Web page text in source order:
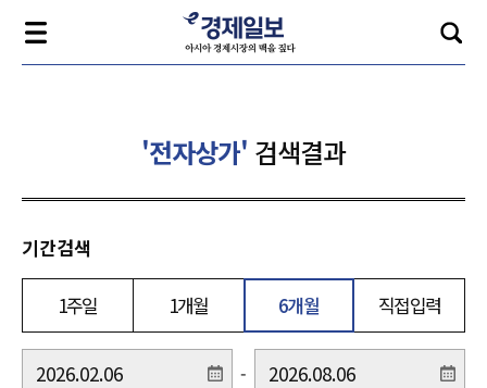
'전자상가' 검색결과
기간검색
1주일 1개월 6개월 직접입력
-